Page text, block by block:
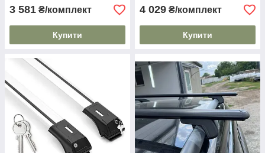
3 581 ₴/комплект
Купити
4 029 ₴/комплект
Купити